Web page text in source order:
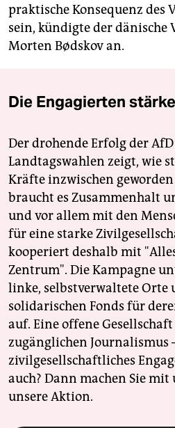
praktische Konsequenz des
sein, kündigte der
Morten Bødskov an.
Die Engagierten
Der drohende Erfolg der
Landtagswahlen zeigt, wie
Kräfte inzwischen
braucht es Zusammenhalt
und vor allem mit den
für eine starke
kooperiert deshalb mit
Zentrum". Die Kampagne
linke, selbstverwaltete Orte
solidarischen Fonds für
auf. Eine offene
zugänglichen Journalismus
zivilgesellschaftliches
auch? Dann machen Sie
unsere Aktion.